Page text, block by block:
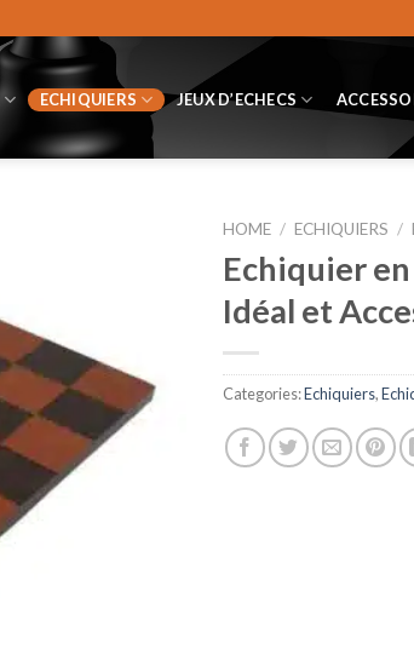
ECHIQUIERS JEUX D’ECHECS
HOME / ECHIQUIERS /
Echiquier
Idéal et
Categories:Echiquiers,